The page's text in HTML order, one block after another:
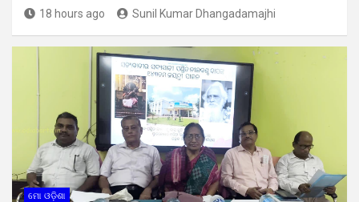
18 hours ago Sunil Kumar Dhangadamajhi
ମୋ ଓଡ଼ିଶା